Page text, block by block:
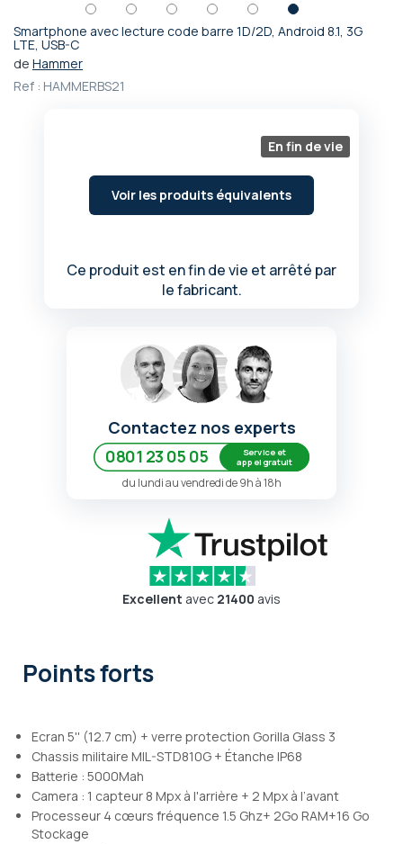
Smartphone avec lecture code barre 1D/2D, Android 8.1, 3G
LTE, USB-C
de Hammer
Ref : HAMMERBS21
En fin de vie
Voir les produits équivalents
Ce produit est en fin de vie et arrêté par
le fabricant.
Passer
au
de
Contactez nos experts
0801 23 05 05
Service et
appel gratuit
du lundi au vendredi de 9h à 18h
Excellent avec 21400 avis
Points forts
Ecran 5'' (12.7 cm) + verre protection Gorilla Glass 3
Chassis militaire MIL-STD810G + Étanche IP68
Batterie : 5000Mah
Camera : 1 capteur 8 Mpx à l'arrière + 2 Mpx à l’avant
Processeur 4 cœurs fréquence 1.5 Ghz+ 2Go RAM+16 Go
Stockage